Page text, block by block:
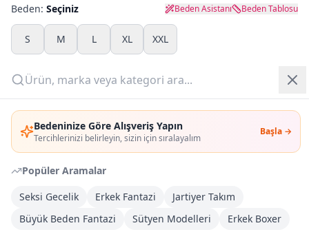
Bedeninize Göre Alışveriş Yapın
Tercihlerinizi belirleyin, sizin için sıralayalım
Başla →
Popüler Aramalar
Seksi Gecelik
Erkek Fantazi
Jartiyer Takım
Büyük Beden Fantazi
Sütyen Modelleri Erkek Boxer
Yeni Gelenler
OUTLET
Giriş Yap
Üye Ol
Beden: Seçiniz Beden Asistanı Beden Tablosu
S M L XL XXL
Adet:
Sepete Ekle
Şimdi Al
DHL Kargoya Teslim
Yarın kargoda